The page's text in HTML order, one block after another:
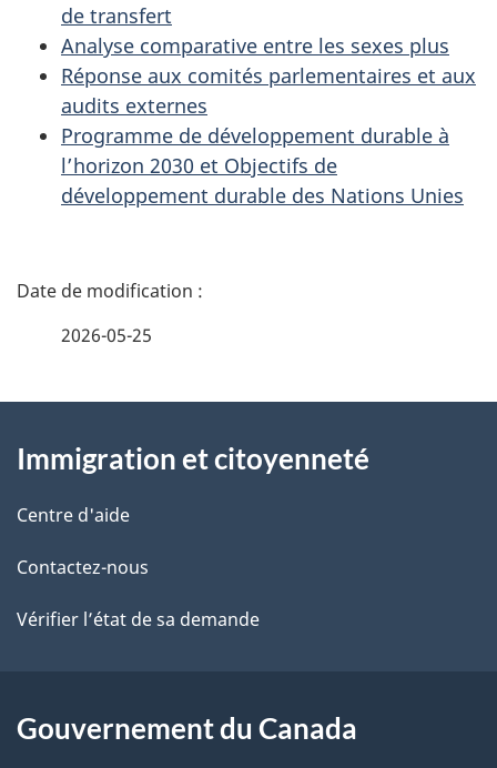
de transfert
Analyse comparative entre les sexes plus
Réponse aux comités parlementaires et aux
audits externes
Programme de développement durable à
l’horizon 2030 et Objectifs de
développement durable des Nations Unies
D
i
l
s
d
l
2026-05-25
propos
de
ce
site
Immigration et citoyenneté
Centre d'aide
Contactez-nous
Vérifier l’état de sa demande
Gouvernement du Canada